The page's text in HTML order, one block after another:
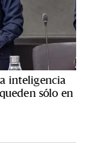
inteligencia
sólo en